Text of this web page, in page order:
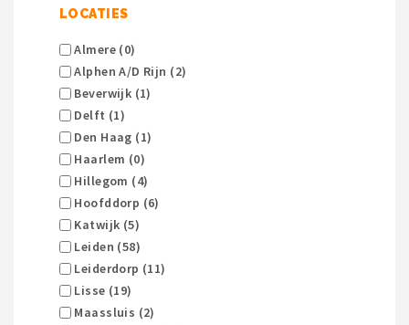
LOCATIES
Almere (0)
Alphen A/d Rijn (2)
Beverwijk (1)
Delft (1)
Den Haag (1)
Haarlem (0)
Hillegom (4)
Hoofddorp (6)
Katwijk (5)
Leiden (58)
Leiderdorp (11)
Lisse (19)
Maassluis (2)